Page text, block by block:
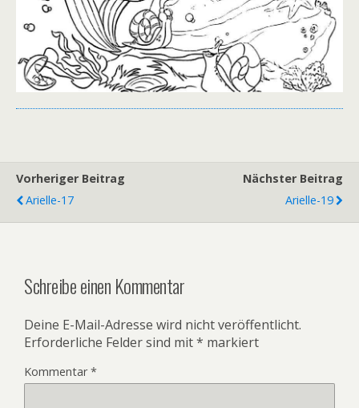
Vorheriger Beitrag
Arielle-17
Nächster Beitrag
Arielle-19
Schreibe einen Kommentar
Deine E-Mail-Adresse wird nicht veröffentlicht.
Erforderliche Felder sind mit* markiert
Kommentar*